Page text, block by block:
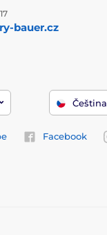
bauer.cz
Čeština
Facebook